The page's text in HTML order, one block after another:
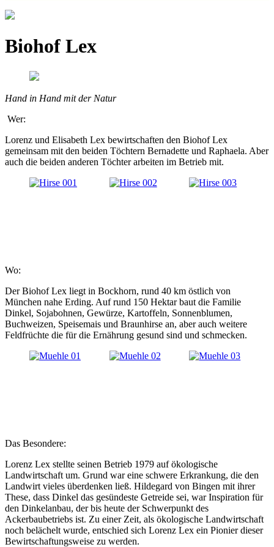
Biohof Lex
Hand in Hand mit der Natur
Wer:
Lorenz und Elisabeth Lex bewirtschaften den Biohof Lex
gemeinsam mit den beiden Töchtern Bernadette und Raphaela. Aber
auch die beiden anderen Töchter arbeiten im Betrieb mit.
Wo:
Der Biohof Lex liegt in Bockhorn, rund 40 km östlich von
München nahe Erding. Auf rund 150 Hektar baut die Familie
Dinkel, Sojabohnen, Gewürze, Kartoffeln, Sonnenblumen,
Buchweizen, Speisemais und Braunhirse an, aber auch weitere
Feldfrüchte die für die Ernährung gesund sind und schmecken.
Das Besondere:
Lorenz Lex stellte seinen Betrieb 1979 auf ökologische
Landwirtschaft um. Grund war eine schwere Erkrankung, die den
Landwirt vieles überdenken ließ. Hildegard von Bingen mit ihrer
These, dass Dinkel das gesündeste Getreide sei, war Inspiration für
den Dinkelanbau, der bis heute der Schwerpunkt des
Ackerbaubetriebs ist. Zu einer Zeit, als ökologische Landwirtschaft
noch belächelt wurde, entschied sich Lorenz Lex ein Pionier dieser
Bewirtschaftungsweise zu werden.